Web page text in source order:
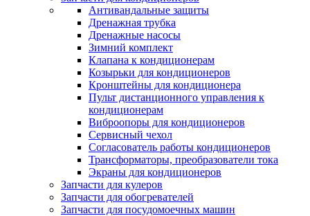
Антивандальные защиты
Дренажная трубка
Дренажные насосы
Зимний комплект
Клапана к кондиционерам
Козырьки для кондиционеров
Кронштейны для кондиционера
Пульт дистанционного управления к
кондиционерам
Виброопоры для кондиционеров
Сервисный чехол
Согласователь работы кондиционеров
Трансформаторы, преобразователи тока
Экраны для кондиционеров
Запчасти для кулеров
Запчасти для обогревателей
Запчасти для посудомоечных машин